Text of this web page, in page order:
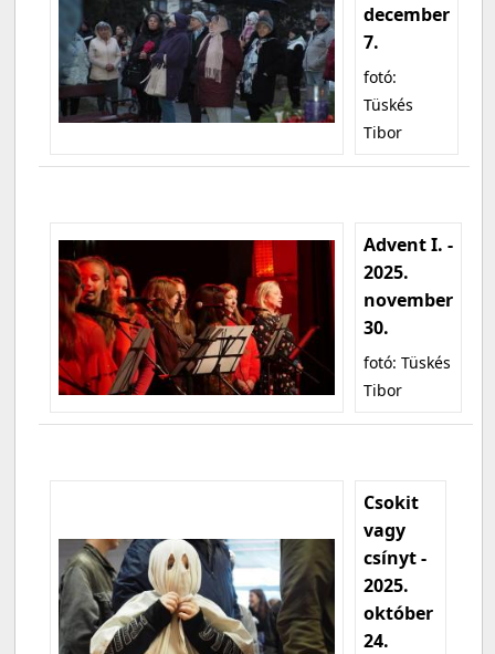
december
7.
fotó:
Tüskés
Tibor
Advent I. -
2025.
november
30.
fotó: Tüskés
Tibor
Csokit
vagy
csínyt -
2025.
október
24.